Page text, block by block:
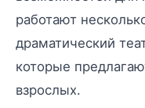
работают
драматический
которые
взрослых.